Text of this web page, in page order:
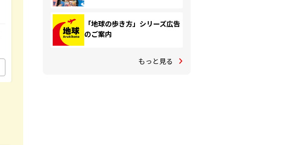
「地球の歩き方」シリーズ広告
のご案内
もっと見る